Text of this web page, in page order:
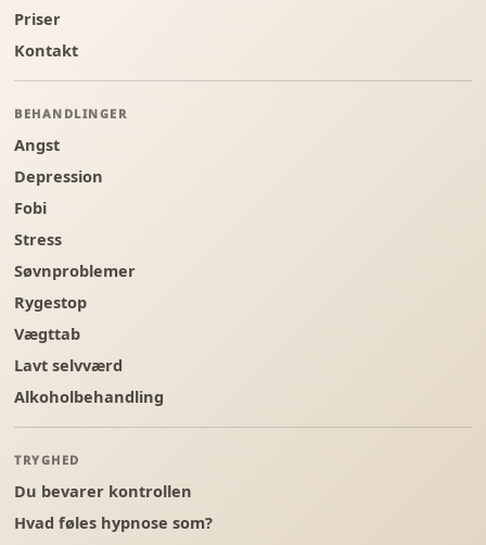
Priser
Kontakt
BEHANDLINGER
Angst
Depression
Fobi
Stress
Søvnproblemer
Rygestop
Vægttab
Lavt selvværd
Alkoholbehandling
TRYGHED
Du bevarer kontrollen
Hvad føles hypnose som?